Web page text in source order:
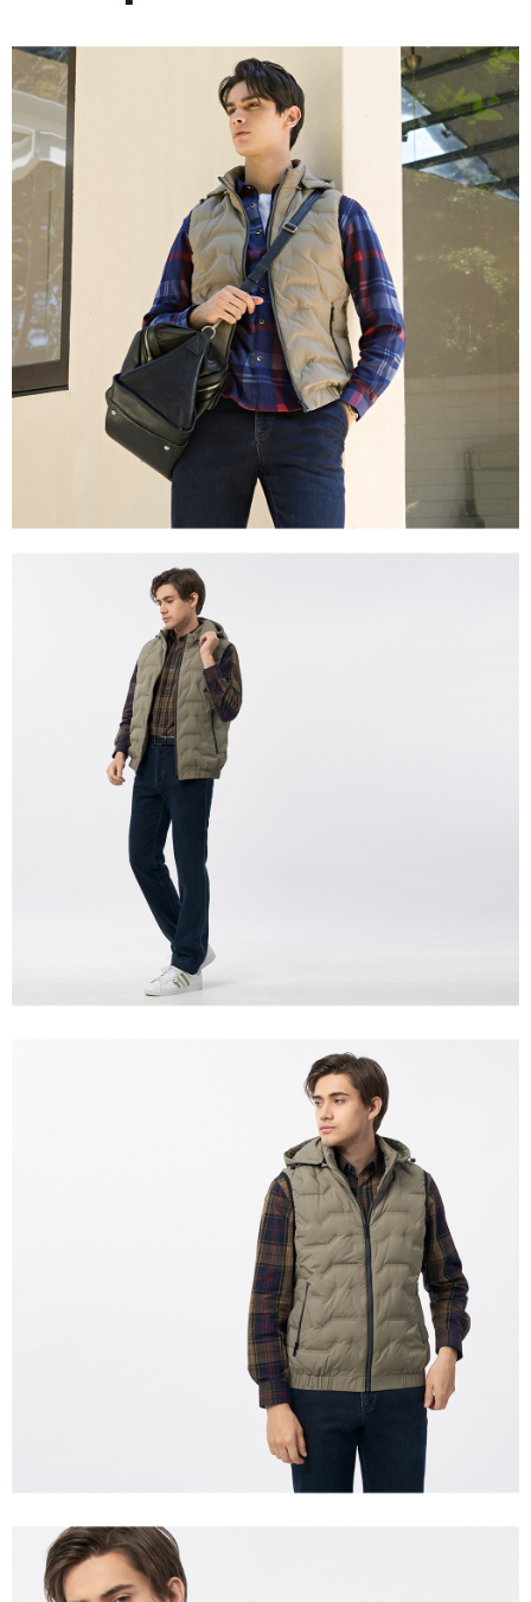
萊爾富取貨付款
每筆NT$60，滿NT$1,200(含以上)免運費
付款後萊爾富取貨
每筆NT$60，滿NT$1,200(含以上)免運費
7-11取貨付款
每筆NT$60，滿NT$1,200(含以上)免運費
付款後7-11取貨
每筆NT$60，滿NT$1,200(含以上)免運費
宅配(本島)
每筆NT$80，滿NT$1,200(含以上)免運費
每筆NT$80，滿NT$1,200(含以上)免運費